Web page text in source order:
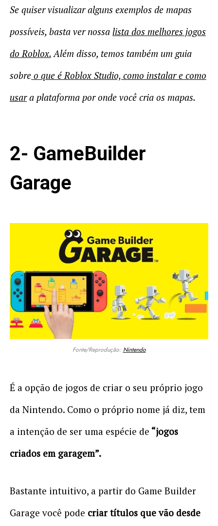
Se quiser visualizar alguns exemplos de mapas
possíveis, basta ver nossa lista dos melhores jogos
do Roblox.Além disso, temos também um guia
sobre o que é Roblox Studio, como instalar e como
usar a plataforma por onde você cria os mapas.
2- GameBuilder
Garage
Fonte/Reprodução: Nintendo
É a opção de jogos de criar o seu próprio jogo
da Nintendo. Como o próprio nome já diz, tem
a intenção de ser uma espécie de “jogos
criados em garagem”.
Bastante intuitivo, a partir do Game Builder
Garage você pode criar títulos que vão desde